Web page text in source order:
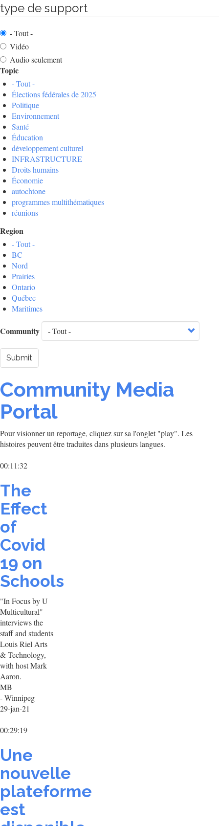
type de support
- Tout -
Vidéo
Audio seulement
Topic
- Tout -
Élections fédérales de 2025
Politique
Environnement
Santé
Éducation
développement culturel
INFRASTRUCTURE
Droits humains
Économie
autochtone
programmes multithématiques
réunions
Region
- Tout -
BC
Nord
Prairies
Ontario
Québec
Maritimes
Community
Submit
Community Media
Portal
Pour visionner un reportage, cliquez sur sa l'onglet "play". Les
histoires peuvent être traduites dans plusieurs langues.
00:11:32
The
Effect
of
Covid
19 on
Schools
"In Focus by U
Multicultural"
interviews the
staff and students
Louis Riel Arts
& Technology,
with host Mark
Aaron.
MB
- Winnipeg
29-jan-21
00:29:19
Une
nouvelle
plateforme
est